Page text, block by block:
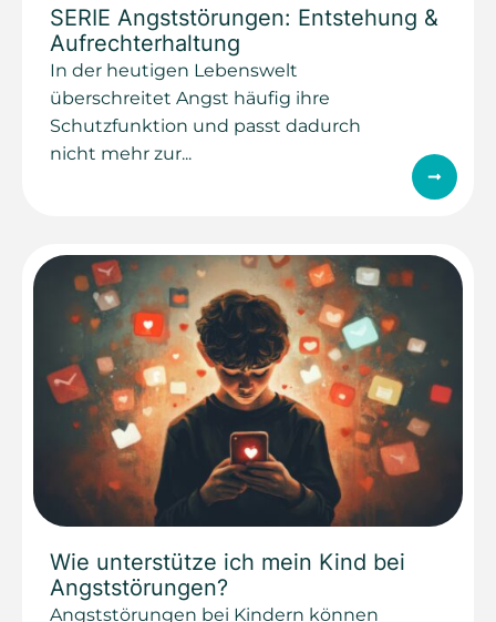
SERIE Angststörungen: Entstehung &
Aufrechterhaltung
In der heutigen Lebenswelt
überschreitet Angst häufig ihre
Schutzfunktion und passt dadurch
nicht mehr zur...
Wie unterstütze ich mein Kind bei
Angststörungen?
Angststörungen bei Kindern können